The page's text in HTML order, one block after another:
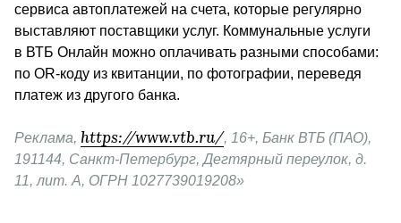
сервиса автоплатежей на счета, которые регулярно
выставляют поставщики услуг. Коммунальные услуги
в ВТБ Онлайн можно оплачивать разными способами:
по OR-коду из квитанции, по фотографии, переведя
платеж из другого банка.
Реклама, https://www.vtb.ru/, 16+, Банк ВТБ (ПАО),
191144, Санкт-Петербург, Дегтярный переулок, д.
11, лит. А, ОГРН 1027739019208»